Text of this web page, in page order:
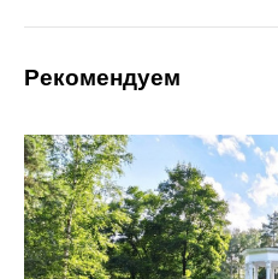
Рекомендуем